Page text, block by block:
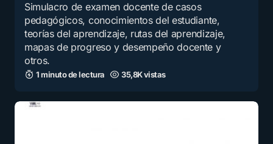
Simulacro de examen docente de casos
pedagógicos, conocimientos del estudiante,
teorías del aprendizaje, rutas del aprendizaje,
mapas de progreso y desempeño docente y
otros.
1 minuto de lectura 35,8K vistas